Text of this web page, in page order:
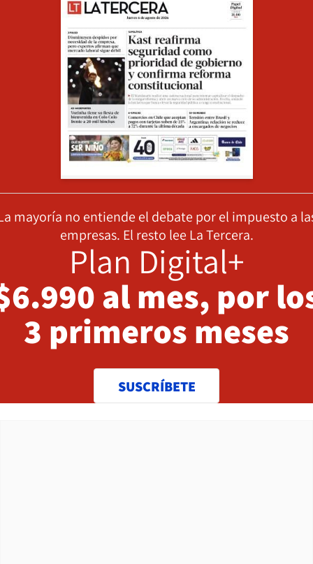
mayoría no entiende el debate por el impuesto a
empresas. El resto lee La Tercera.
Plan Digital+
al mes, por
3 primeros meses
SUSCRÍBETE